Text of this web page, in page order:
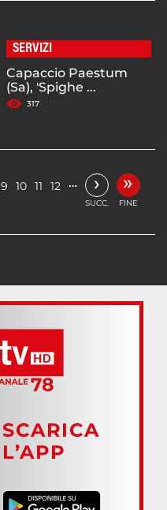
SERVIZI
Capaccio Paestum
(Sa), 'Spighe ...
317
9 10 11 12 … ›
SUCC.
»
FINE
SCARICA
L’APP